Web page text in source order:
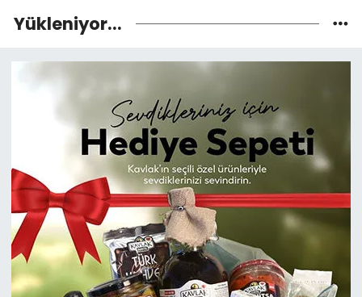
Yükleniyor...